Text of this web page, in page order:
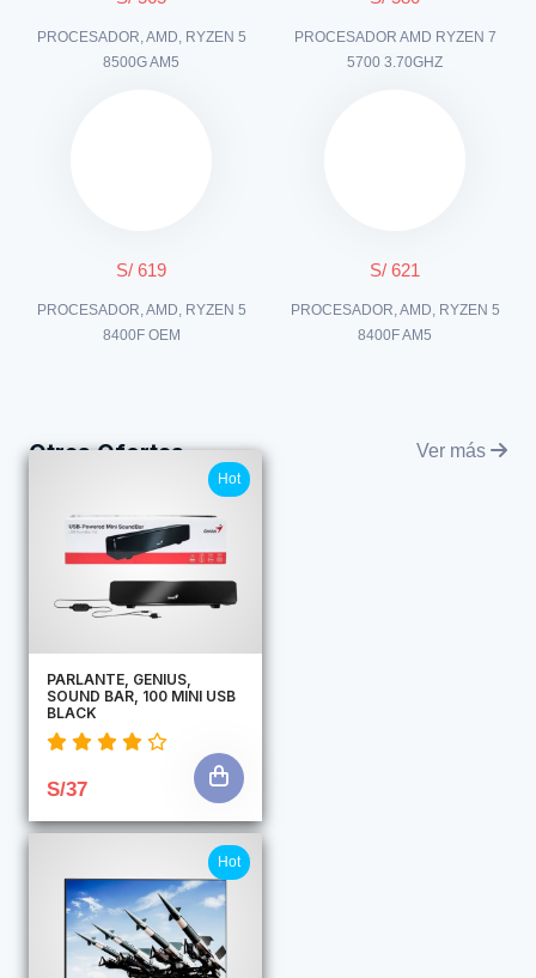
PROCESADOR, AMD, RYZEN 5
8500G AM5
PROCESADOR AMD RYZEN 7
5700 3.70GHZ
S/ 619
PROCESADOR, AMD, RYZEN 5
8400F OEM
S/ 621
PROCESADOR, AMD, RYZEN 5
8400F AM5
Otras Ofertas Ver más
Hot
PARLANTE, GENIUS,
SOUND BAR, 100 MINI USB
BLACK
S/37
Hot